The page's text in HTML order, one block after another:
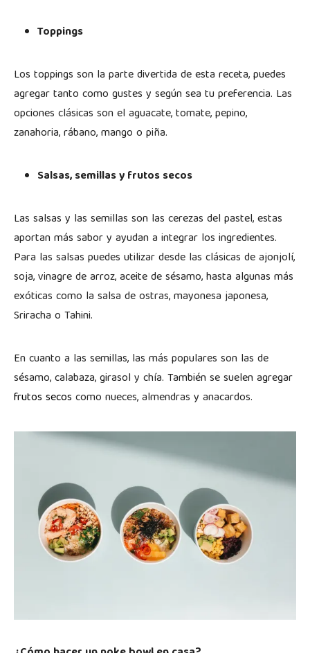
Toppings
Los toppings son la parte divertida de esta receta, puedes
agregar tanto como gustes y según sea tu preferencia. Las
opciones clásicas son el aguacate, tomate, pepino,
zanahoria, rábano, mango o piña.
Salsas, semillas y frutos secos
Las salsas y las semillas son las cerezas del pastel, estas
aportan más sabor y ayudan a integrar los ingredientes.
Para las salsas puedes utilizar desde las clásicas de ajonjolí,
soja, vinagre de arroz, aceite de sésamo, hasta algunas más
exóticas como la salsa de ostras, mayonesa japonesa,
Sriracha o Tahini.
En cuanto a las semillas, las más populares son las de
sésamo, calabaza, girasol y chía. También se suelen agregar
frutos secos como nueces, almendras y anacardos.